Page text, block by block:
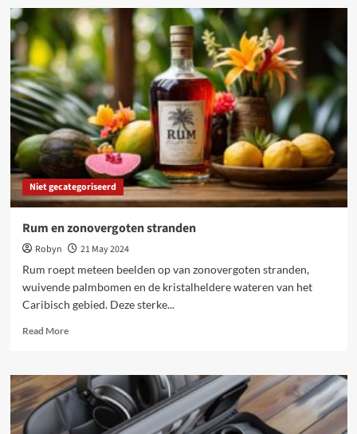
Kunststof
materialen:
een
revolutie
in
bouwprojecten
Niet gecategoriseerd
Rum en zonovergoten stranden
Robyn
21 May 2024
Rum roept meteen beelden op van zonovergoten stranden,
wuivende palmbomen en de kristalheldere wateren van het
Caribisch gebied. Deze sterke...
Read MoreRead
Rum
en
zonovergoten
stranden